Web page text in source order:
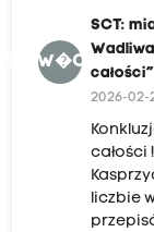
SCT:
całości”
2026-02-
całości
liczbie